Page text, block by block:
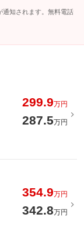
知されます。無料電話
299.9万円
287.5万円
354.9万円
342.8万円